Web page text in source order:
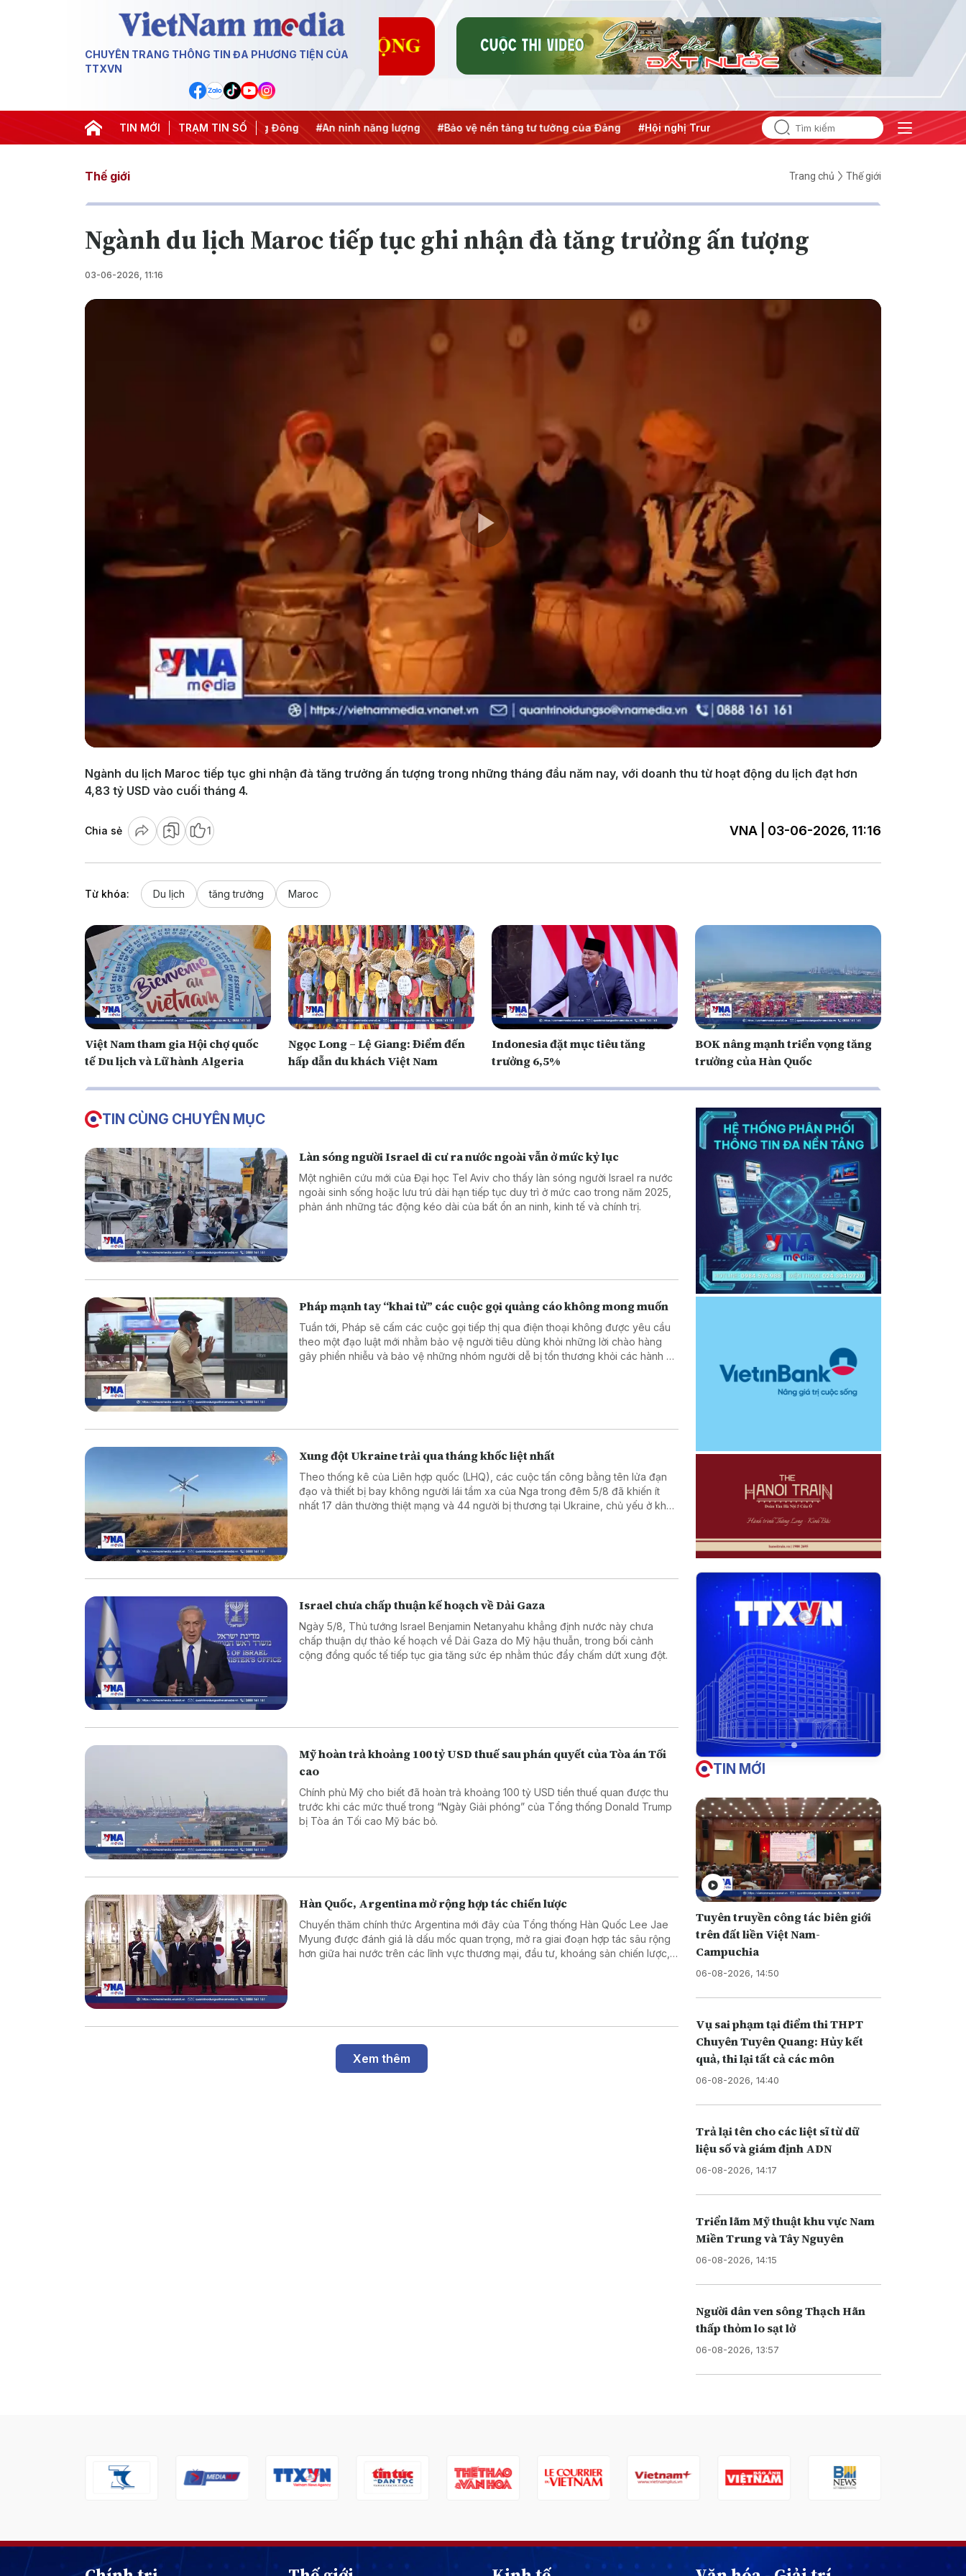
CHUYÊN TRANG THÔNG TIN ĐA PHƯƠNG TIỆN CỦA
TTXVN
TIN MỚI TRẠM TIN SỐ
#Chống khai thác IUU #Căng thẳng Trung Đông #An ninh năng lượng #Bảo vệ nền tảng tư tưởng của Đảng #Hội nghị Trung ương 3
Thế giới Trang chủ Thế giới
Ngành du lịch Maroc tiếp tục ghi nhận đà tăng trưởng ấn tượng
03-06-2026, 11:16
Play
Video
Ngành du lịch Maroc tiếp tục ghi nhận đà tăng trưởng ấn tượng trong những tháng đầu năm nay, với doanh thu từ hoạt động du lịch đạt hơn
4,83 tỷ USD vào cuối tháng 4.
Chia sẻ 1 VNA | 03-06-2026, 11:16
Từ khóa: Du lịch tăng trưởng Maroc
Việt Nam tham gia Hội chợ quốc
tế Du lịch và Lữ hành Algeria
Ngọc Long – Lệ Giang: Điểm đến
hấp dẫn du khách Việt Nam
Indonesia đặt mục tiêu tăng
trưởng 6,5%
BOK nâng mạnh triển vọng tăng
trưởng của Hàn Quốc
TIN CÙNG CHUYÊN MỤC
Làn sóng người Israel di cư ra nước ngoài vẫn ở mức kỷ lục
Một nghiên cứu mới của Đại học Tel Aviv cho thấy làn sóng người Israel ra nước
ngoài sinh sống hoặc lưu trú dài hạn tiếp tục duy trì ở mức cao trong năm 2025,
phản ánh những tác động kéo dài của bất ổn an ninh, kinh tế và chính trị.
Pháp mạnh tay “khai tử” các cuộc gọi quảng cáo không mong muốn
Tuần tới, Pháp sẽ cấm các cuộc gọi tiếp thị qua điện thoại không được yêu cầu
theo một đạo luật mới nhằm bảo vệ người tiêu dùng khỏi những lời chào hàng
gây phiền nhiễu và bảo vệ những nhóm người dễ bị tổn thương khỏi các hành vi
Xung đột Ukraine trải qua tháng khốc liệt nhất
Theo thống kê của Liên hợp quốc (LHQ), các cuộc tấn công bằng tên lửa đạn
đạo và thiết bị bay không người lái tầm xa của Nga trong đêm 5/8 đã khiến ít
nhất 17 dân thường thiệt mạng và 44 người bị thương tại Ukraine, chủ yếu ở khu
Israel chưa chấp thuận kế hoạch về Dải Gaza
Ngày 5/8, Thủ tướng Israel Benjamin Netanyahu khẳng định nước này chưa
chấp thuận dự thảo kế hoạch về Dải Gaza do Mỹ hậu thuẫn, trong bối cảnh
cộng đồng quốc tế tiếp tục gia tăng sức ép nhằm thúc đẩy chấm dứt xung đột.
Mỹ hoàn trả khoảng 100 tỷ USD thuế sau phán quyết của Tòa án Tối
cao
Chính phủ Mỹ cho biết đã hoàn trả khoảng 100 tỷ USD tiền thuế quan được thu
trước khi các mức thuế trong “Ngày Giải phóng” của Tổng thống Donald Trump
bị Tòa án Tối cao Mỹ bác bỏ.
Hàn Quốc, Argentina mở rộng hợp tác chiến lược
Chuyến thăm chính thức Argentina mới đây của Tổng thống Hàn Quốc Lee Jae
Myung được đánh giá là dấu mốc quan trọng, mở ra giai đoạn hợp tác sâu rộng
hơn giữa hai nước trên các lĩnh vực thương mại, đầu tư, khoáng sản chiến lược,
Xem thêm
TIN MỚI
Tuyên truyền công tác biên giới
trên đất liền Việt Nam-
Campuchia
06-08-2026, 14:50
Vụ sai phạm tại điểm thi THPT
Chuyên Tuyên Quang: Hủy kết
quả, thi lại tất cả các môn
06-08-2026, 14:40
Trả lại tên cho các liệt sĩ từ dữ
liệu số và giám định ADN
06-08-2026, 14:17
Triển lãm Mỹ thuật khu vực Nam
Miền Trung và Tây Nguyên
06-08-2026, 14:15
Người dân ven sông Thạch Hãn
thấp thỏm lo sạt lở
06-08-2026, 13:57